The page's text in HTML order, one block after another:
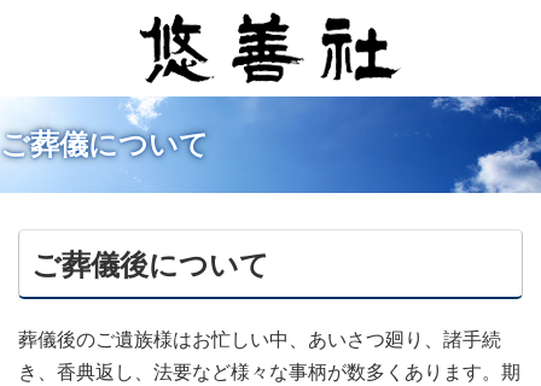
ご葬儀について
ご葬儀後について
葬儀後のご遺族様はお忙しい中、あいさつ廻り、諸手続
き、香典返し、法要など様々な事柄が数多くあります。期